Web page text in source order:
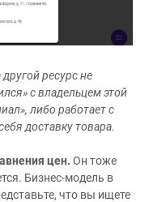
ресурс не
с владельцем этой
либо работает с
доставку товара.
цен. Он тоже
Бизнес-модель в
что вы ищете